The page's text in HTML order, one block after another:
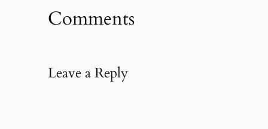
Comments
Leave a Reply